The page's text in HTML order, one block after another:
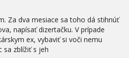
Za dva mesiace sa toho dá stihnúť
napísať dizertačku. V prípade
ex, vybaviť si voči nemu
sa zblížiť s jeh